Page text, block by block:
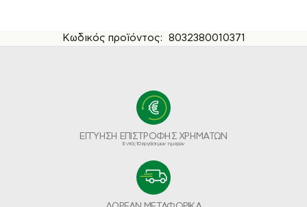
Κωδικός προϊόντος: 8032380010371
ΕΓΓΥΗΣΗ ΕΠΙΣΤΡΟΦΗΣ ΧΡΗΜΑΤΩΝ
Εντός 10 εργάσιμων ημερών